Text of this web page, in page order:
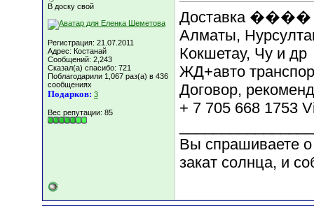
В доску свой
Регистрация: 21.07.2011
Адрес: Костанай
Сообщений: 2,243
Сказал(а) спасибо: 721
Поблагодарили 1,067 раз(а) в 436
сообщениях
Подарков: 3
Вес репутации: 85
Доставка ���� в
Алматы,
Кокшетау, Чу и др
ЖД+авто
Договор,
+ 7 705 668 1753
Вы спрашиваете
закат солнца, и